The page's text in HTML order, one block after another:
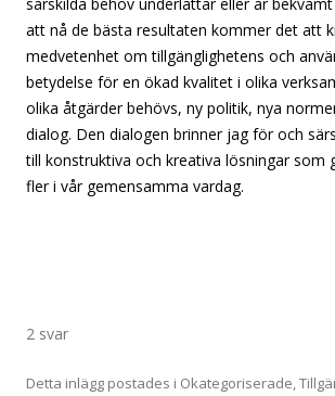
att nå de bästa resultaten kommer det att
medvetenhet om tillgänglighetens och
betydelse för en ökad kvalitet i olika
olika åtgärder behövs, ny politik, nya
dialog. Den dialogen brinner jag för och
till konstruktiva och kreativa lösningar som
fler i vår gemensamma vardag.
2 svar
Detta inlägg postades i Okategoriserade,